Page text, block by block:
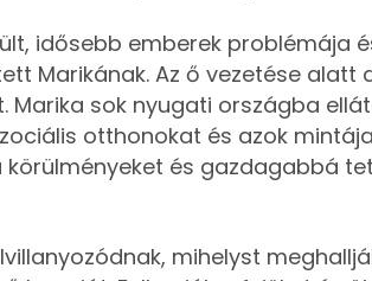
idősebb emberek problémája
Marikának. Az ő vezetése alatt
Marika sok nyugati országba
otthonokat és azok
és gazdagabbá
mihelyst